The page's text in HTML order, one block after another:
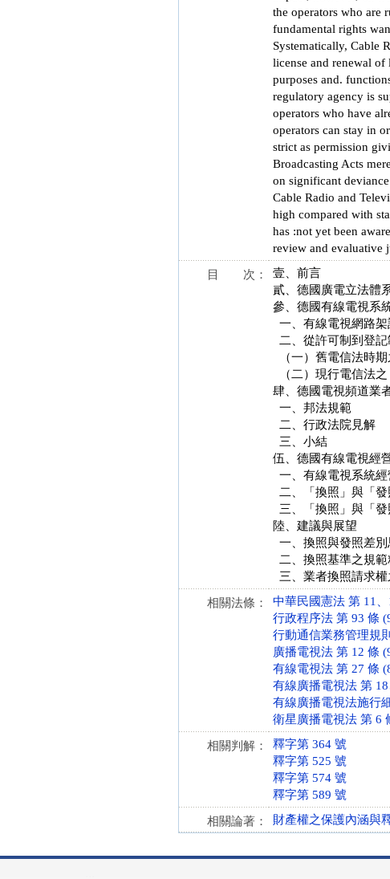
the operators who are
fundamental rights
Systematically, Cable
license and renewal of
purposes and.
regulatory agency is
operators who have
operators can stay in
strict as permission
Broadcasting Acts
on significant
Cable Radio and
high compared with
has :not yet been
review and evaluative
目 次：
壹、前言
貳、德國廣電立法體
參、德國有線電視系
一、有線電視網路
二、從許可制到登記
（一）舊電信法時期
（二）現行電信法之
肆、德國電視頻道業
一、邦法規範
二、行政法院見解
三、小結
伍、德國有線電視經
一、有線電視系統
二、「換照」與「
三、「換照」與「
陸、建議與展望
一、換照與發照差
二、換照基準之規
三、業者換照請求權
相關法條：
中華民國憲法 第 11
行政程序法 第 93 條
行動通信業務管理規
廣播電視法 第 12 條
有線電視法 第 27 條
有線廣播電視法 第
有線廣播電視法施行
衛星廣播電視法 第 6
相關判解：
釋字第 364 號
釋字第 525 號
釋字第 574 號
釋字第 589 號
相關論著： 財產權之保護內涵與